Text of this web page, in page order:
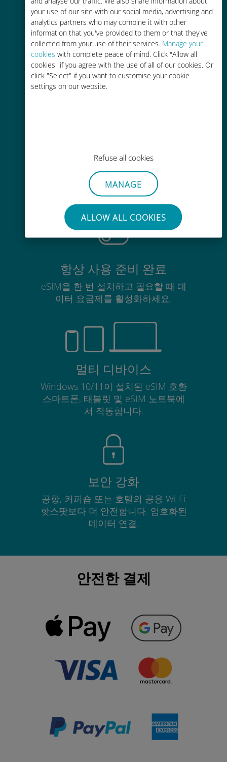
your use of our site with our social media, advertising and
analytics partners who may combine it with other
information that you've provided to them or that they've
collected from your use of their services. Manage your
cookies with complete peace of mind. Click "Allow all
cookies" if you agree with the use of all of our cookies. Or
click "Select" if you want to customise your cookie
settings on our website.
Refuse all cookies
MANAGE
ALLOW ALL COOKIES
간편한 충전
Wi-Fi나 남은 데이터가 없어도 Ubigi
간편한
기존 SIM 카드를 제거할 필요가 없습
니다.
항상 사용 준비 완료
eSIM을 한 번 설치하고 필요할 때 데
이터 요금제를 활성화하세요.
멀티 디바이스
Windows 10/11이 설치된 eSIM 호환
스마트폰, 태블릿 및 eSIM 노트북에
서 작동합니다.
보안 강화
공항, 커피숍 또는 호텔의 공용 Wi-Fi
핫스팟보다 더 안전합니다. 암호화된
데이터 연결.
안전한 결제